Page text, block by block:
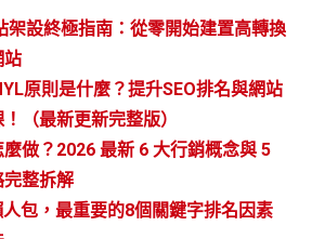
架設終極指南：從零開始建置高轉換
站
原則是什麼？提升SEO排名與網站
（最新更新完整版）
做？2026 最新 6 大行銷概念與 5
完整拆解
人包，最重要的8個關鍵字排名因素